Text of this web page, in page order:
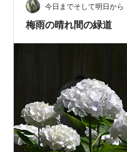
てもスマホをぽちぽち触
かった。よっぽど疲れて
今日までそして明日から
梅雨の晴れ間の緑道